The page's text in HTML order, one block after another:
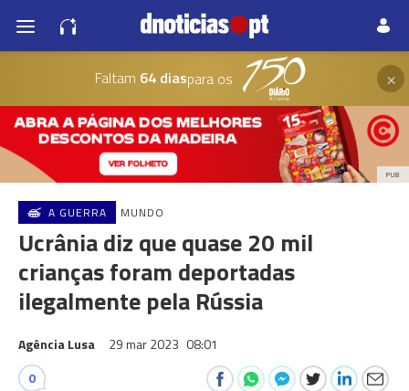
Faltam 64 diaspara os ×
PUB
A GUERRA MUNDO
Ucrânia diz que quase 20 mil
crianças foram deportadas
ilegalmente pela Rússia
Agência Lusa 29 mar 2023 08:01
0